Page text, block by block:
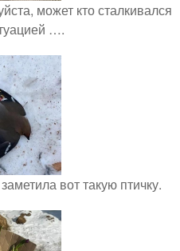
может кто сталкивался
….
вот такую птичку.